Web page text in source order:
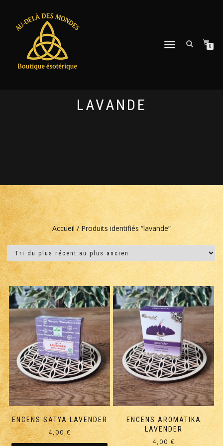
DÉPLIER
0
LAVANDE
Accueil/ Produits identifiés “lavande”
ENCENS SATYA LAVENDER
4,00€
ENCENS AROMATIKA
LAVENDER
4,00 €